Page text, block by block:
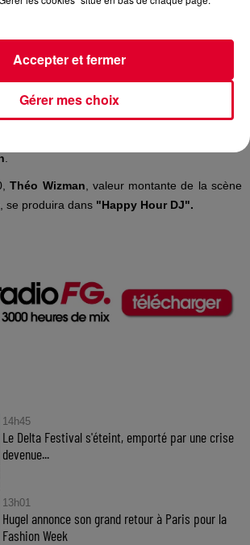
légendaire du phénomène disco, sera ce soir
réinventer son œuvre et sa discographie, et
baptisé «Discoset 1», dans lequel on
.
Théo Wizman, valeur montante de la scène
se produira dans "Happy Hour DJ".
14h45
Le Delta Festival s'éteint, emporté par une crise
devenue...
13h01
Hugel annonce son grand retour à Paris pour la
Fashion Week
Gérer mes choix
Accepter et fermer